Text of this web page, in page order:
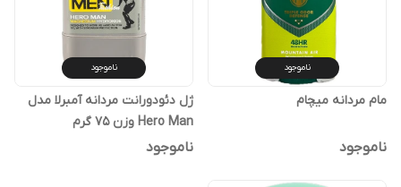
ناموجود
مام مردانه میچام
ناموجود
ناموجود
ژل دئودورانت مردانه آمبرلا مدل
Hero Man وزن 75 گرم
ناموجود